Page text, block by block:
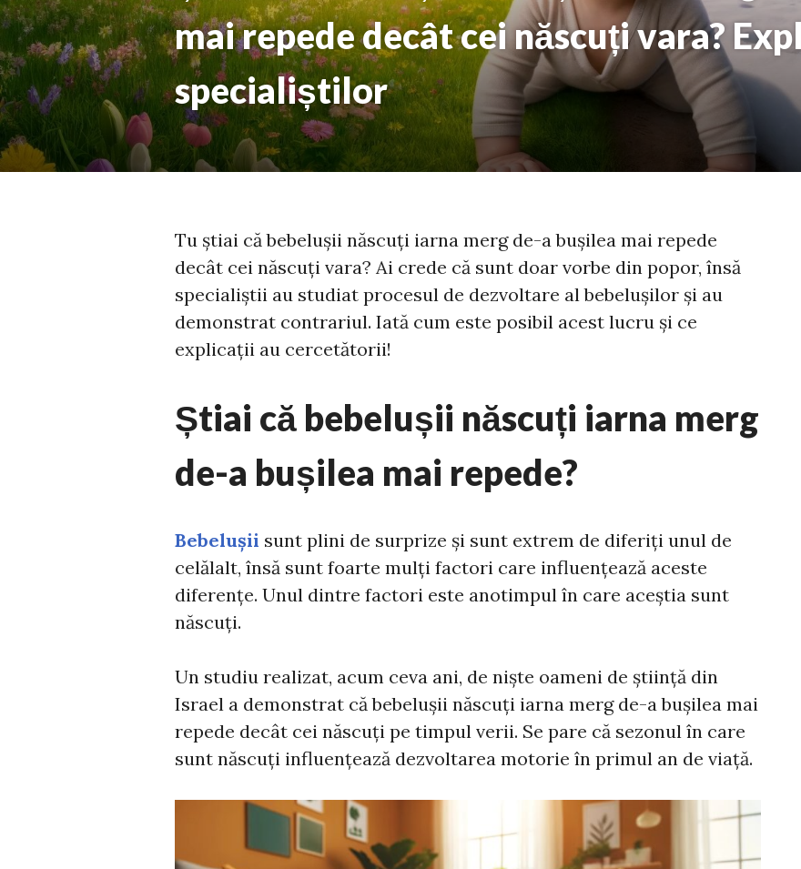
mai repede decât cei născuți vara?
specialiștilor
Tu știai că bebelușii născuți iarna merg de-a bușilea mai repede
decât cei născuți vara? Ai crede că sunt doar vorbe din popor, însă
specialiștii au studiat procesul de dezvoltare al bebelușilor și au
demonstrat contrariul. Iată cum este posibil acest lucru și ce
explicații au cercetătorii!
Știai că bebelușii născuți iarna merg
de-a bușilea mai repede?
Bebelușii sunt plini de surprize și sunt extrem de diferiți unul de
celălalt, însă sunt foarte mulți factori care influențează aceste
diferențe. Unul dintre factori este anotimpul în care aceștia sunt
născuți.
Un studiu realizat, acum ceva ani, de niște oameni de știință din
Israel a demonstrat că bebelușii născuți iarna merg de-a bușilea mai
repede decât cei născuți pe timpul verii. Se pare că sezonul în care
sunt născuți influențează dezvoltarea motorie în primul an de viață.